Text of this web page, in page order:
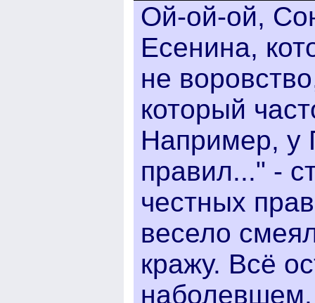
Ой-ой-ой,
Есенина,
не
который
Например, у
правил..." -
честных
весело
кражу. Всё